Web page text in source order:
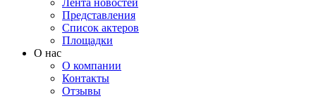
Лента новостей
Представления
Список актеров
Площадки
О нас
О компании
Контакты
Отзывы